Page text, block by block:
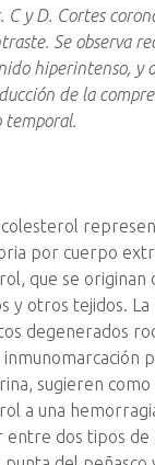
C y D. Cortes
Se observa
hiperintenso, y
de la
temporal.
por cuerpo
que se originan
y otros tejidos. La
degenerados
sugieren como
a una
entre dos tipos de